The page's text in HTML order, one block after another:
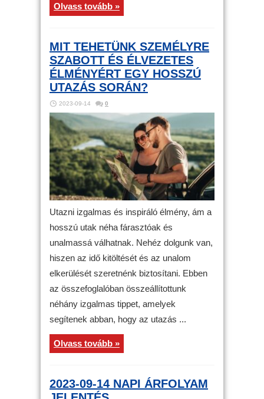
Olvass tovább »
MIT TEHETÜNK SZEMÉLYRE
SZABOTT ÉS ÉLVEZETES
ÉLMÉNYÉRT EGY HOSSZÚ
UTAZÁS SORÁN?
2023-09-14 0
Utazni izgalmas és inspiráló élmény, ám a
hosszú utak néha fárasztóak és
unalmassá válhatnak. Nehéz dolgunk van,
hiszen az idő kitöltését és az unalom
elkerülését szeretnénk biztosítani. Ebben
az összefoglalóban összeállítottunk
néhány izgalmas tippet, amelyek
segítenek abban, hogy az utazás ...
Olvass tovább »
2023-09-14 NAPI ÁRFOLYAM